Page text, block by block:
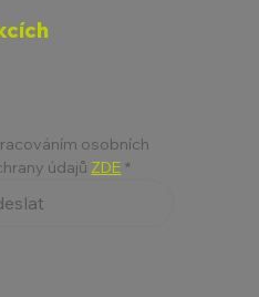
osobních
údajů ZDE *